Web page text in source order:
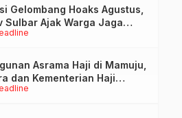
Gelombang Hoaks Agustus,
Sulbar Ajak Warga Jaga
Asrama Haji di Mamuju,
dan Kementerian Haji
Lokasi